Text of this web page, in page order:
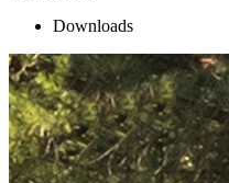
Downloads